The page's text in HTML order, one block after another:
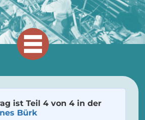
ist Teil 4 von 4 in der
Bürk